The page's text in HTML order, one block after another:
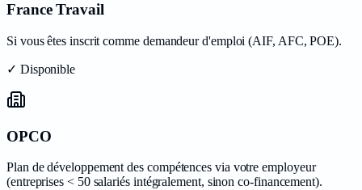
France Travail
Si vous êtes inscrit comme demandeur d'emploi (AIF, AFC, POE).
✓ Disponible
OPCO
Plan de développement des compétences via votre employeur
(entreprises < 50 salariés intégralement, sinon co-financement).